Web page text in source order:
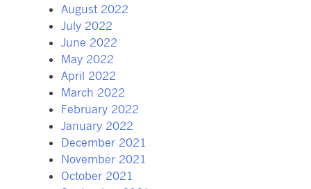
August 2022
July 2022
June 2022
May 2022
April 2022
March 2022
February 2022
January 2022
December 2021
November 2021
October 2021